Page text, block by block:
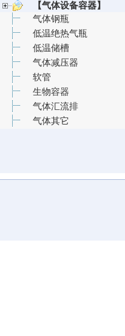
【气体设备容器】
气体钢瓶
低温绝热气瓶
低温储槽
气体减压器
软管
生物容器
气体汇流排
气体其它